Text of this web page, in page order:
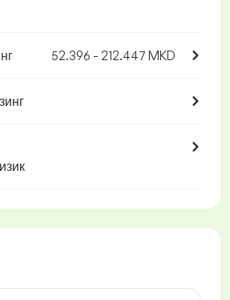
52.396 - 212.447 MKD